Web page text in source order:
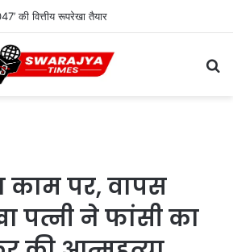
की वित्तीय रूपरेखा तैयार
काम पर, वापस
पत्नी ने फांसी का